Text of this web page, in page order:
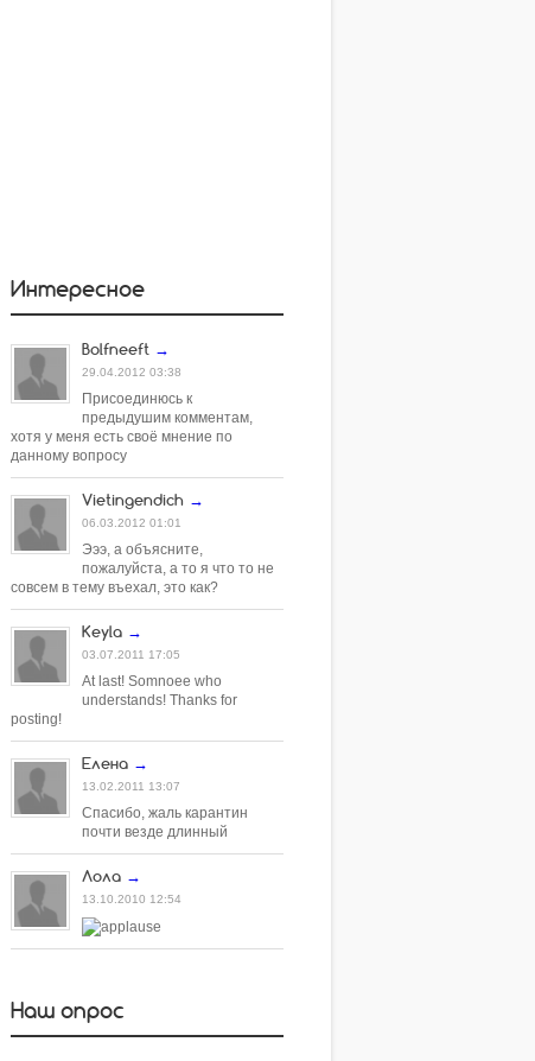
Интересное
Bolfneeft →
29.04.2012 03:38
Присоединюсь к
предыдушим комментам,
хотя у меня есть своё мнение по
данному вопросу
Vietingendich →
06.03.2012 01:01
Эээ, а объясните,
пожалуйста, а то я что то не
совсем в тему въехал, это как?
Keyla →
03.07.2011 17:05
At last! Somnoee who
understands! Thanks for
posting!
Елена →
13.02.2011 13:07
Спасибо, жаль карантин
почти везде длинный
Лола →
13.10.2010 12:54
Наш опрос